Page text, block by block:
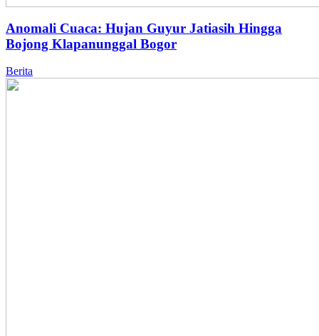
Anomali Cuaca: Hujan Guyur Jatiasih Hingga
Bojong Klapanunggal Bogor
Berita